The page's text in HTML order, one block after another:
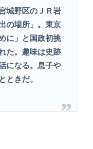
城野区のＪＲ岩
の場所」。東京
に」と国政初挑
た。趣味は史跡
になる。息子や
ときだ。